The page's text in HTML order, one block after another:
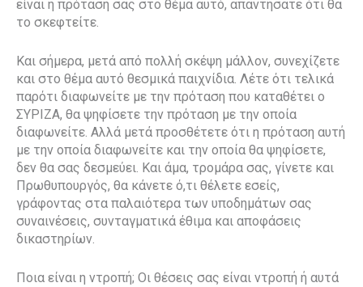
είναι η πρότασή σας στο θέμα αυτό, απαντήσατε ότι θα
το σκεφτείτε.
Και σήμερα, μετά από πολλή σκέψη μάλλον, συνεχίζετε
και στο θέμα αυτό θεσμικά παιχνίδια. Λέτε ότι τελικά
παρότι διαφωνείτε με την πρόταση που καταθέτει ο
ΣΥΡΙΖΑ, θα ψηφίσετε την πρόταση με την οποία
διαφωνείτε. Αλλά μετά προσθέτετε ότι η πρόταση αυτή
με την οποία διαφωνείτε και την οποία θα ψηφίσετε,
δεν θα σας δεσμεύει. Και άμα, τρομάρα σας, γίνετε και
Πρωθυπουργός, θα κάνετε ό,τι θέλετε εσείς,
γράφοντας στα παλαιότερα των υποδημάτων σας
συναινέσεις, συνταγματικά έθιμα και αποφάσεις
δικαστηρίων.
Ποια είναι η ντροπή; Οι θέσεις σας είναι ντροπή ή αυτά